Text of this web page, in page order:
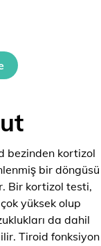
bezinden kortizol
bir döngüsü
Bir kortizol testi,
yüksek olup
da dahil
Tiroid fonksiyon